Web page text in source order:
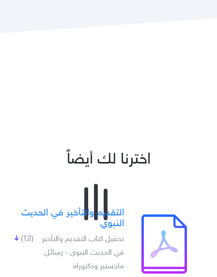
اخترنا لك أيضاً
التقديم والتأخير في الحديث
النبوي
(12)
تحميل كتاب التقديم والتأخير
في الحديث النبوي - رسائل
ماجستير ودكتوراه